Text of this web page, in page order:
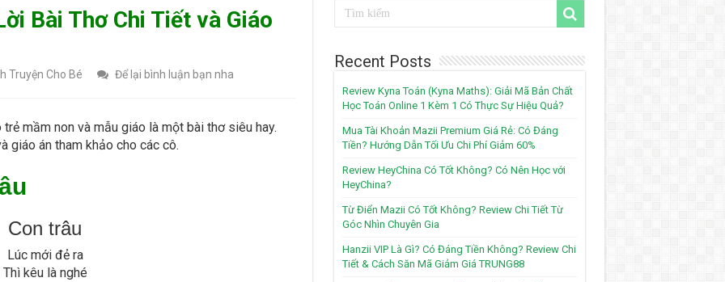
Bài Thơ Chi Tiết và Giáo
Truyện Cho Bé Để lại bình luận bạn nha
mầm non và mẫu giáo là một bài thơ siêu hay.
giáo án tham khảo cho các cô.
Con trâu
Lúc mới đẻ ra
Thì kêu là nghé
Recent Posts
Review Kyna Toán (Kyna Maths): Giải Mã Bản Chất
Học Toán Online 1 Kèm 1 Có Thực Sự Hiệu Quả?
Mua Tài Khoản Mazii Premium Giá Rẻ: Có Đáng
Tiền? Hướng Dẫn Tối Ưu Chi Phí Giảm 60%
Review HeyChina Có Tốt Không? Có Nên Học với
HeyChina?
Từ Điển Mazii Có Tốt Không? Review Chi Tiết Từ
Góc Nhìn Chuyên Gia
Hanzii VIP Là Gì? Có Đáng Tiền Không? Review Chi
Tiết & Cách Săn Mã Giảm Giá TRUNG88